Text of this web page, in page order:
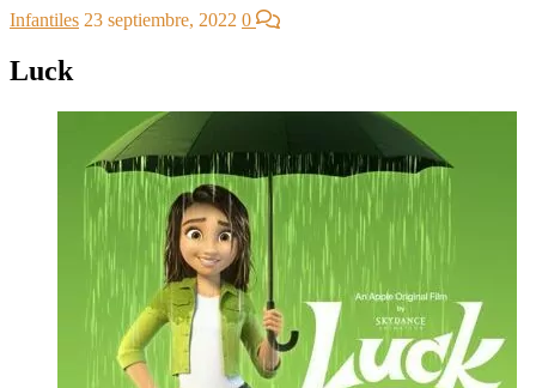
Infantiles 23 septiembre, 2022 0
Luck